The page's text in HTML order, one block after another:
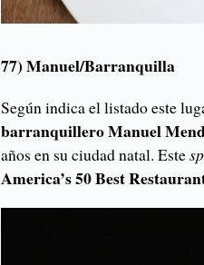
77) Manuel/Barranquilla
Según indica el listado este
barranquillero Manuel
años en su ciudad natal. Este
America’s 50 Best